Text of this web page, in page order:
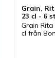
Grain,
23 cl - 6
Grain
cl från